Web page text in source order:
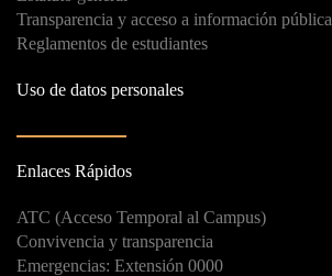
Transparencia y acceso a información pública
Reglamentos de estudiantes
Uso de datos personales
Enlaces Rápidos
ATC (Acceso Temporal al Campus)
Convivencia y transparencia
Emergencias: Extensión 0000